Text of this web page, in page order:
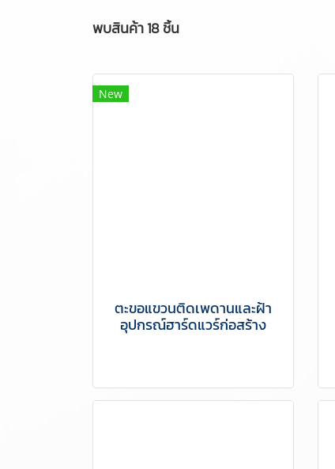
พบสินค้า 18 ชิ้น
New
ตะขอแขวนติดเพดานและฝ้า
อุปกรณ์ฮาร์ดแวร์ก่อสร้าง